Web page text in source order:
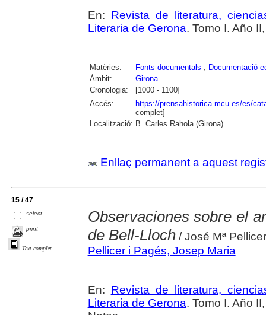
En: Revista de literatura,
Literaria de Gerona. Tomo I. Año
Matèries: Fonts documentals ; Documentació
Àmbit:
Girona
Cronologia:
[1000 - 1100]
Accés:
https://prensahistorica.mcu.es/es/
complet]
Localització: B. Carles Rahola (Girona)
Enllaç permanent a aquest
15 / 47
select
print
Text complet
Observaciones sobre el
de Bell-Lloch/ José Mª
Pellicer i Pagés, Josep Maria
En: Revista de literatura,
Literaria de Gerona. Tomo I. Año